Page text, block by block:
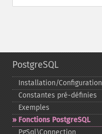
PostgreSQL
Installation/Configuration
Constantes pré-​définies
Exemples
Fonctions PostgreSQL
PgSql\Connection